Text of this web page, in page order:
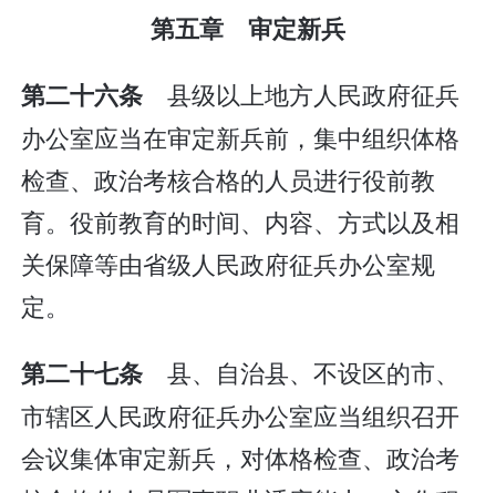
第五章 审定新兵
第二十六条 县级以上地方人民政府征兵
办公室应当在审定新兵前，集中组织体格
检查、政治考核合格的人员进行役前教
育。役前教育的时间、内容、方式以及相
关保障等由省级人民政府征兵办公室规
定。
第二十七条 县、自治县、不设区的市、
市辖区人民政府征兵办公室应当组织召开
会议集体审定新兵，对体格检查、政治考